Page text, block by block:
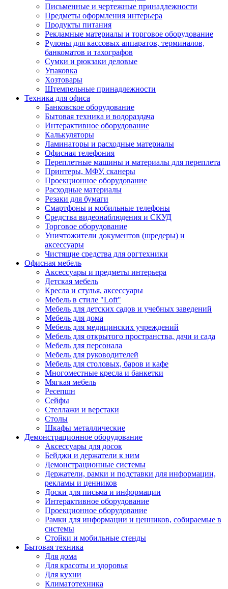
Письменные и чертежные принадлежности
Предметы оформления интерьера
Продукты питания
Рекламные материалы и торговое оборудование
Рулоны для кассовых аппаратов, терминалов,
банкоматов и тахографов
Сумки и рюкзаки деловые
Упаковка
Хозтовары
Штемпельные принадлежности
Техника для офиса
Банковское оборудование
Бытовая техника и водораздача
Интерактивное оборудование
Калькуляторы
Ламинаторы и расходные материалы
Офисная телефония
Переплетные машины и материалы для переплета
Принтеры, МФУ, сканеры
Проекционное оборудование
Расходные материалы
Резаки для бумаги
Смартфоны и мобильные телефоны
Средства видеонаблюдения и СКУД
Торговое оборудование
Уничтожители документов (шредеры) и
аксессуары
Чистящие средства для оргтехники
Офисная мебель
Аксессуары и предметы интерьера
Детская мебель
Кресла и стулья, аксессуары
Мебель в стиле "Loft"
Мебель для детских садов и учебных заведений
Мебель для дома
Мебель для медицинских учреждений
Мебель для открытого пространства, дачи и сада
Мебель для персонала
Мебель для руководителей
Мебель для столовых, баров и кафе
Многоместные кресла и банкетки
Мягкая мебель
Ресепшн
Сейфы
Стеллажи и верстаки
Столы
Шкафы металлические
Демонстрационное оборудование
Аксессуары для досок
Бейджи и держатели к ним
Демонстрационные системы
Держатели, рамки и подставки для информации,
рекламы и ценников
Доски для письма и информации
Интерактивное оборудование
Проекционное оборудование
Рамки для информации и ценников, собираемые в
системы
Стойки и мобильные стенды
Бытовая техника
Для дома
Для красоты и здоровья
Для кухни
Климатотехника